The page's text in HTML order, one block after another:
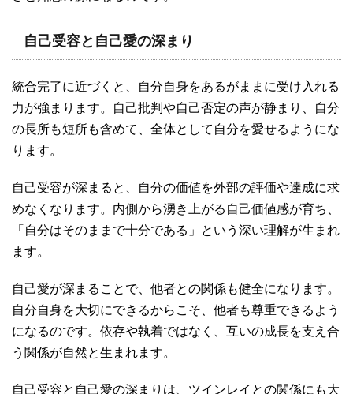
自己受容と自己愛の深まり
統合完了に近づくと、自分自身をあるがままに受け入れる
力が強まります。自己批判や自己否定の声が静まり、自分
の長所も短所も含めて、全体として自分を愛せるようにな
ります。
自己受容が深まると、自分の価値を外部の評価や達成に求
めなくなります。内側から湧き上がる自己価値感が育ち、
「自分はそのままで十分である」という深い理解が生まれ
ます。
自己愛が深まることで、他者との関係も健全になります。
自分自身を大切にできるからこそ、他者も尊重できるよう
になるのです。依存や執着ではなく、互いの成長を支え合
う関係が自然と生まれます。
自己受容と自己愛の深まりは、ツインレイとの関係にも大